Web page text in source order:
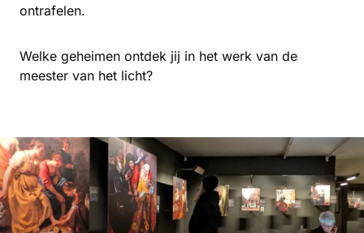
ontrafelen.
Welke geheimen ontdek jij in het werk van de
meester van het licht?